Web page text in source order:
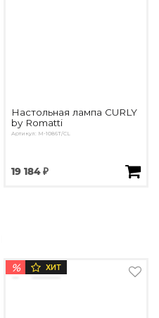
Настольная лампа CURLY
by Romatti
Артикул: M-1086T/CL
19 184 ₽
% ХИТ